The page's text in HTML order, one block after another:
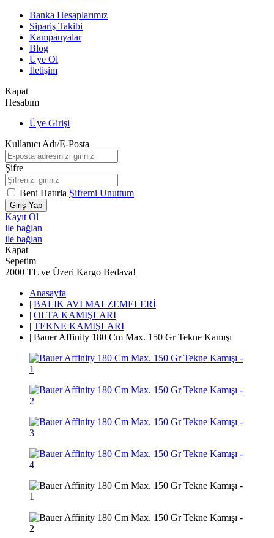
Banka Hesaplarımız
Sipariş Takibi
Kampanyalar
Blog
Üye Ol
İletişim
Kapat
Hesabım
Üye Girişi
Kullanıcı Adı/E-Posta
Şifre
Beni Hatırla Şifremi Unuttum
Giriş Yap
Kayıt Ol
ile bağlan
ile bağlan
Kapat
Sepetim
2000 TL ve Üzeri Kargo Bedava!
Anasayfa
| BALIK AVI MALZEMELERİ
| OLTA KAMIŞLARI
| TEKNE KAMIŞLARI
| Bauer Affinity 180 Cm Max. 150 Gr Tekne Kamışı